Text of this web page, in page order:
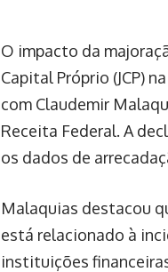
O impacto da
Capital Próprio (JCP)
com Claudemir
Receita Federal. A
os dados de
Malaquias destacou
está relacionado à
instituições